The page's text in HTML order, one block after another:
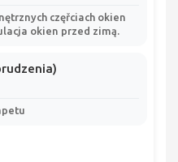
częřciach okien
okien przed zimą.